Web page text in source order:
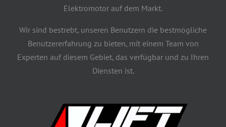
Elektromotor auf dem Markt.
Wir sind bestrebt, unseren Benutzern die bestmögliche
Benutzererfahrung zu bieten, mit einem Team von
Experten auf diesem Gebiet, das verfügbar und zu Ihren
Diensten ist.